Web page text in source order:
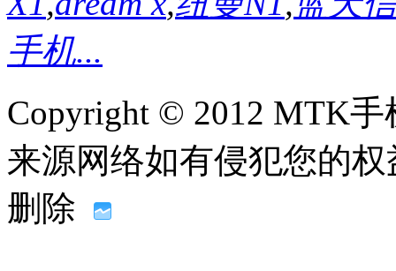
手机...
Copyright © 2012 MTK
来源网络如有侵犯您的
删除